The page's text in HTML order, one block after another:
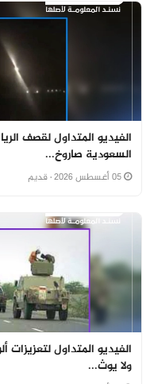
الفيديو المتداول لقصف
السعودية صاروخ...
· قديم
ولا يوث...